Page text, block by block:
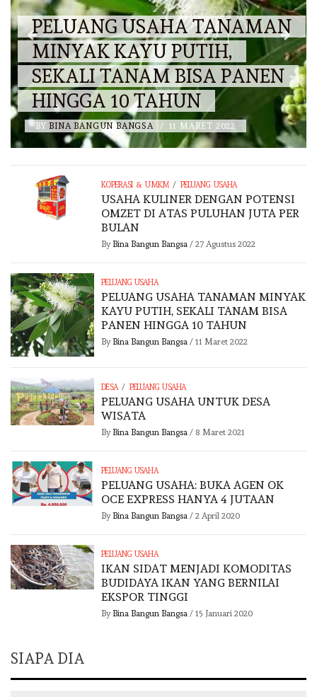
PELUANG USAHA TANAMAN
MINYAK KAYU PUTIH,
SEKALI TANAM BISA PANEN
HINGGA 10 TAHUN
BY BINA BANGUN BANGSA / 11 MARET 2022
KOPERASI & UMKM / PELUANG USAHA
USAHA KULINER DENGAN POTENSI
OMZET DI ATAS PULUHAN JUTA PER
BULAN
By Bina Bangun Bangsa/ 27 Agustus 2022
PELUANG USAHA
PELUANG USAHA TANAMAN MINYAK
KAYU PUTIH, SEKALI TANAM BISA
PANEN HINGGA 10 TAHUN
By Bina Bangun Bangsa/ 11 Maret 2022
DESA / PELUANG USAHA
PELUANG USAHA UNTUK DESA
WISATA
By Bina Bangun Bangsa/ 8 Maret 2021
PELUANG USAHA
PELUANG USAHA: BUKA AGEN OK
OCE EXPRESS HANYA 4 JUTAAN
By Bina Bangun Bangsa/ 2 April 2020
PELUANG USAHA
IKAN SIDAT MENJADI KOMODITAS
BUDIDAYA IKAN YANG BERNILAI
EKSPOR TINGGI
By Bina Bangun Bangsa/ 15 Januari 2020
SIAPA DIA